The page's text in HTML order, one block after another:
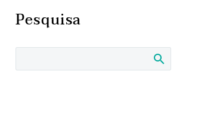
Pesquisa